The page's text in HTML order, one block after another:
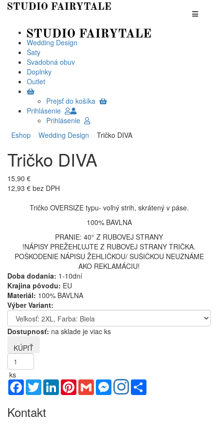
Wedding Design
Šaty
Svadobná obuv
Doplnky
Outlet
Prejsť do košíka
Prihlásenie
Prihlásenie
Eshop
Wedding Design Tričko DIVA
Tričko DIVA
15,90 €
12,93 € bez DPH
Tričko OVERSIZE typu- voľný strih, skrátený v páse.
100% BAVLNA
PRANIE: 40° Z RUBOVEJ STRANY
!NÁPISY PREŽEHĽUJTE Z RUBOVEJ STRANY TRIČKA.
POŠKODENIE NÁPISU ŽEHLIČKOU/ SUŠIČKOU NEUZNÁME
AKO REKLAMÁCIU!
Doba dodania: 1-10dní
Krajina pôvodu: EU
Materiál: 100% BAVLNA
Výber Variant:
Dostupnosť: na sklade je viac ks
ks
Facebook
TwitterLinkedInPinterestGmail Messenger
Kontakt